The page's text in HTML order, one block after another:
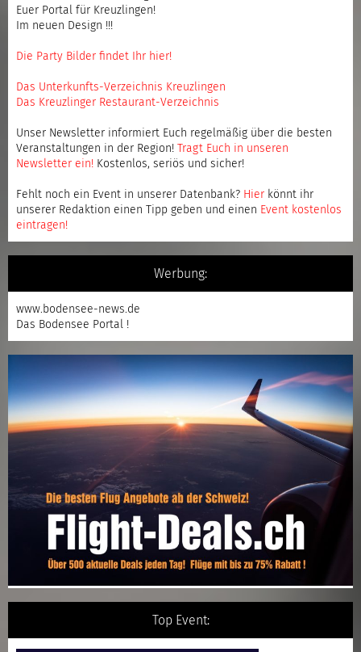
Euer Portal für Kreuzlingen!
Im neuen Design !!!
Die Party Bilder findet Ihr hier!
Das Unterkunfts-Verzeichnis Kreuzlingen
Das Kreuzlinger Restaurant-Verzeichnis
Unser Newsletter informiert Euch regelmäßig über die besten
Veranstaltungen in der Region!
Tragt Euch in unseren
Newsletter ein! Kostenlos, seriös und sicher!
Fehlt noch ein Event in unserer Datenbank? Hier könnt ihr
unserer Redaktion einen Tipp geben und einen Event kostenlos
eintragen!
Werbung:
www.bodensee-news.de
Das Bodensee Portal !
Top Event: